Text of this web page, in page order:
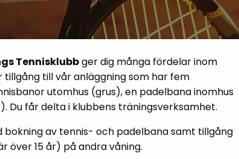
Tennisklubbger dig många fördelar inom
tillgång till vår anläggning som har fem
utomhus (grus), en padelbana inomhus
Du får delta i klubbens träningsverksamhet.
av tennis- och padelbana samt tillgång
över 15 år) på andra våning.